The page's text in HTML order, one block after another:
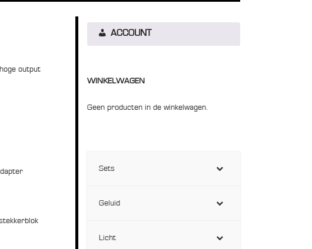
output
ACCOUNT
WINKELWAGEN
Geen producten in de winkelwagen.
Sets
Geluid
Licht